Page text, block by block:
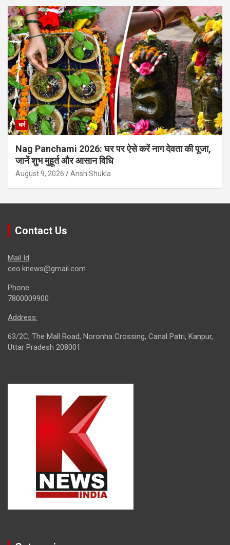
धर्म
Nag Panchami 2026: घर पर ऐसे करें नाग देवता की पूजा,
जानें शुभ मुहूर्त और आसान विधि
August 9, 2026 Ansh Shukla
Contact Us
Mail Id
ceo.knews@gmail.com
Phone:
7800009900
Address:
63/2C, The Mall Road, Noronha Crossing, Canal Patri, Kanpur,
Uttar Pradesh 208001